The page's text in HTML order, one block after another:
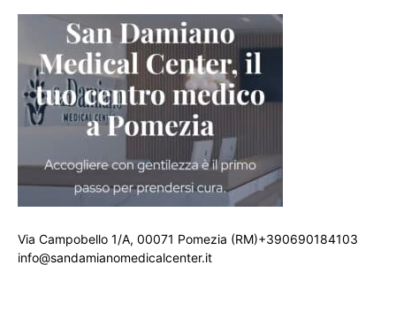
Via Campobello 1/A, 00071 Pomezia (RM)+390690184103
info@sandamianomedicalcenter.it